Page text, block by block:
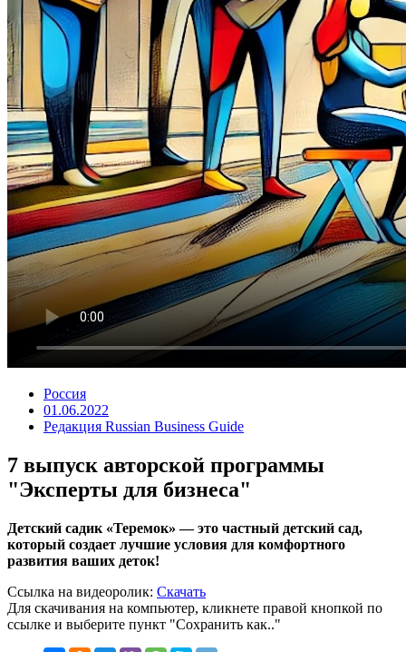
Россия
01.06.2022
Редакция Russian Business Guide
7 выпуск авторской программы
"Эксперты для бизнеса"
Детский садик «Теремок» — это частный детский сад,
который создает лучшие условия для комфортного
развития ваших деток!
Ссылка на видеоролик: Скачать
Для скачивания на компьютер, кликнете правой кнопкой по
ссылке и выберите пункт "Сохранить как.."